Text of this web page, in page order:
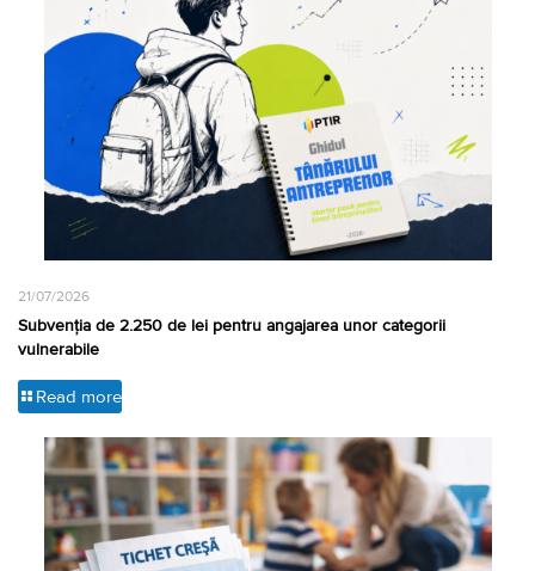
21/07/2026
Subvenția de 2.250 de lei pentru angajarea unor categorii
vulnerabile
Read more